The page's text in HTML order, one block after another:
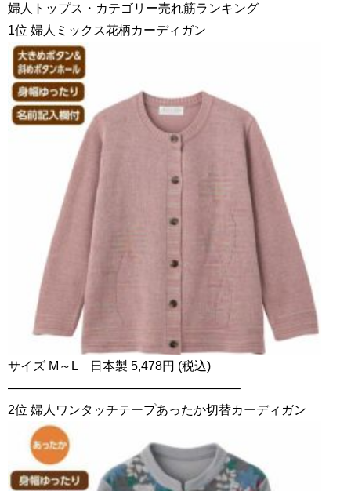
婦人トップス・カテゴリー売れ筋ランキング
1位 婦人ミックス花柄カーディガン
サイズ M～L 日本製 5,478円 (税込)
——————————————————–
2位 婦人ワンタッチテープあったか切替カーディガン